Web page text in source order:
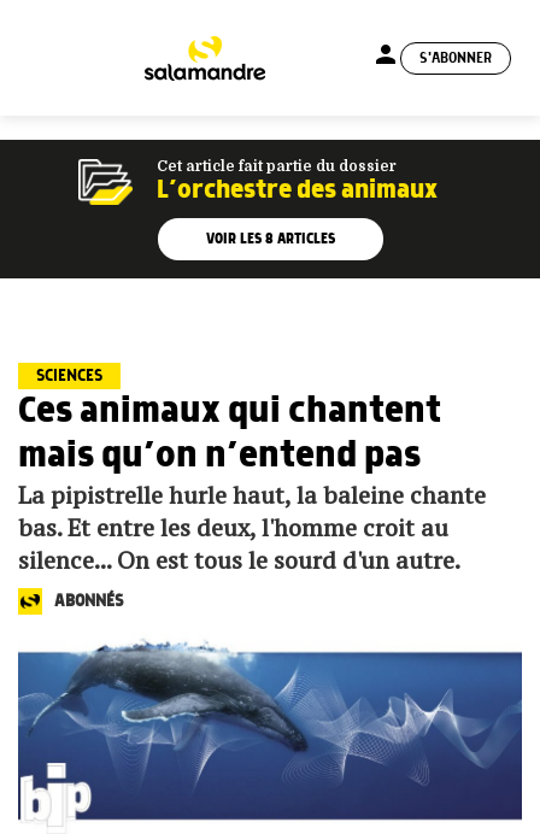
person S'ABONNER
Cet article fait partie du dossier
L’orchestre des animaux
VOIR LES 8ARTICLES
SCIENCES
Ces animaux qui chantent
mais qu’on n’entend pas
La pipistrelle hurle haut, la baleine chante
bas. Et entre les deux, l'homme croit au
silence... On est tous le sourd d'un autre.
ABONNÉS